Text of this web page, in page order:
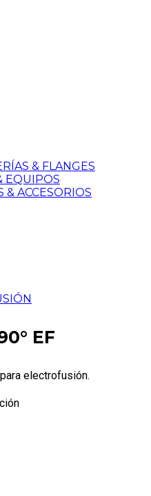
& FLANGES
EQUIPOS
& ACCESORIOS
EF
electrofusión.